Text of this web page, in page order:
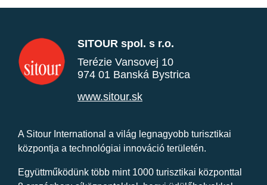
SITOUR spol. s r.o.
Terézie Vansovej 10
974 01 Banská Bystrica
www.sitour.sk
A Sitour International a világ legnagyobb turisztikai
központja a technológiai innováció területén.
Együttműködünk több mint 1000 turisztikai központtal